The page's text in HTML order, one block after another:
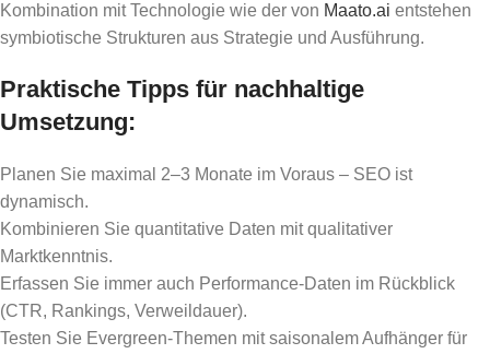
Kombination mit Technologie wie der von Maato.ai entstehen
symbiotische Strukturen aus Strategie und Ausführung.
Praktische Tipps für nachhaltige
Umsetzung:
Planen Sie maximal 2–3 Monate im Voraus – SEO ist
dynamisch.
Kombinieren Sie quantitative Daten mit qualitativer
Marktkenntnis.
Erfassen Sie immer auch Performance-Daten im Rückblick
(CTR, Rankings, Verweildauer).
Testen Sie Evergreen-Themen mit saisonalem Aufhänger für